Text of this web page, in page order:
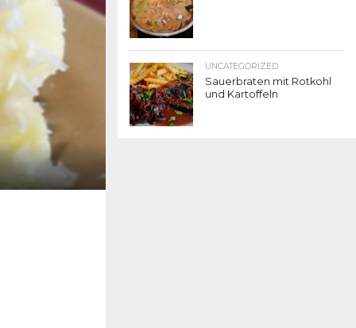
UNCATEGORIZED
Sauerbraten mit Rotkohl
und Kartoffeln